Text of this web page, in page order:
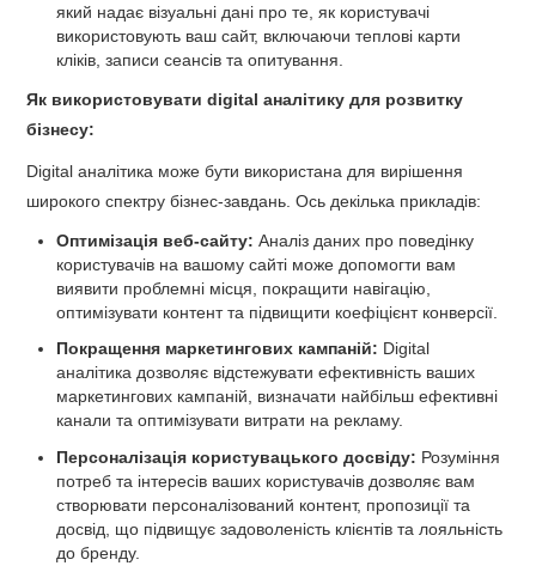
який надає візуальні дані про те, як користувачі
використовують ваш сайт, включаючи теплові карти
кліків, записи сеансів та опитування.
Як використовувати digital аналітику для розвитку
бізнесу:
Digital аналітика може бути використана для вирішення
широкого спектру бізнес-завдань. Ось декілька прикладів:
Оптимізація веб-сайту: Аналіз даних про поведінку
користувачів на вашому сайті може допомогти вам
виявити проблемні місця, покращити навігацію,
оптимізувати контент та підвищити коефіцієнт конверсії.
Покращення маркетингових кампаній: Digital
аналітика дозволяє відстежувати ефективність ваших
маркетингових кампаній, визначати найбільш ефективні
канали та оптимізувати витрати на рекламу.
Персоналізація користувацького досвіду: Розуміння
потреб та інтересів ваших користувачів дозволяє вам
створювати персоналізований контент, пропозиції та
досвід, що підвищує задоволеність клієнтів та лояльність
до бренду.